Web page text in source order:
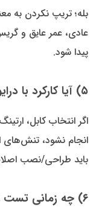
بله؛ تریپ نکردن به
عادی، عمر عایق و
پیدا شود.
۵) آیا کارکرد با درایو می‌تواند عمر موتور را کم کند؟
اگر انتخاب کابل،
انجام نشود، تنش‌های
باید طراحی/نصب
۶) چه زمانی تست عایقی انجام دهیم؟